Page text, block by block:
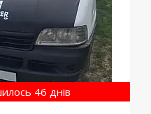
46 днів